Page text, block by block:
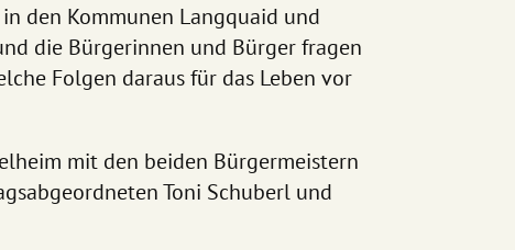
den Kommunen Langquaid und
die Bürgerinnen und Bürger fragen
Folgen daraus für das Leben vor
mit den beiden Bürgermeistern
Toni Schuberl und